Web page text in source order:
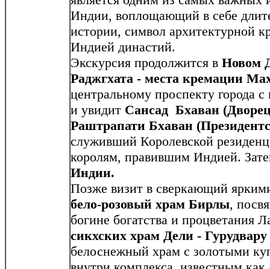
Индии, воплощающий в себе
истории, символ архитектурной
Индией династий.
Экскурсия продолжится в Новом
Раджгхата - места кремации
центральному проспекту города
и увидит Сансад Бхаван
Раштрапати Бхаван
служивший Королевской
королям, правившим Индией.
Индии.
Позже визит в сверкающий
бело-розовый храм Бирлы,
богине богатства и процветания
сикхских храм Дели -
белоснежный храм с золотыми